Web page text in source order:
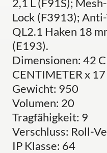
2,1 L (F91S);
Lock (F3913);
QL2.1 Haken 18
(E193).
Dimensionen: 42
CENTIMETER x
Gewicht: 950
Volumen: 20
Tragfähigkeit: 9
Verschluss: Roll-
IP Klasse: 64